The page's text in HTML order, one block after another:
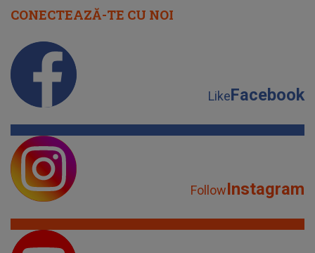
CONECTEAZĂ-TE CU NOI
LikeFacebook
FollowInstagram